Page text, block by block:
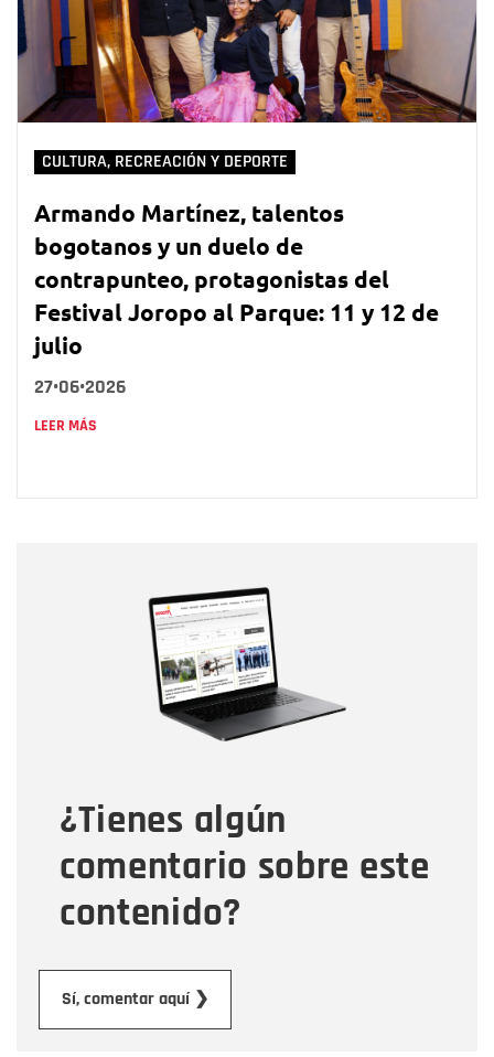
CULTURA, RECREACIÓN Y DEPORTE
Armando Martínez, talentos
bogotanos y un duelo de
contrapunteo, protagonistas del
Festival Joropo al Parque: 11 y 12 de
julio
27•06•2026
LEER MÁS
¿Tienes algún
comentario sobre este
contenido?
Sí, comentar aquí ❯
Correo electrónico
Tipo de comentario
Mensaje